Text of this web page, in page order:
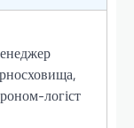
логіст